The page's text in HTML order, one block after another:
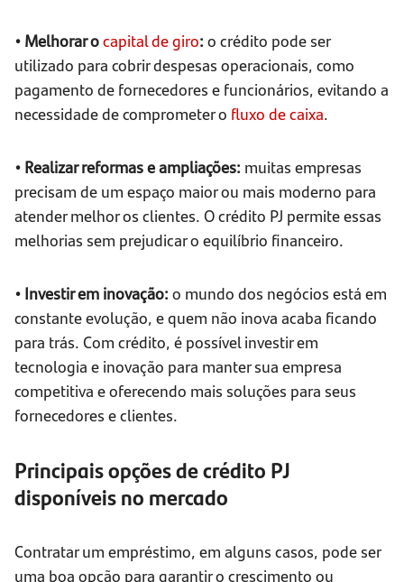
• Melhorar ocapital de giro: o crédito pode ser
utilizado para cobrir despesas operacionais, como
pagamento de fornecedores e funcionários, evitando a
necessidade de comprometer o fluxo de caixa.
• Realizar reformas e ampliações: muitas empresas
precisam de um espaço maior ou mais moderno para
atender melhor os clientes. O crédito PJ permite essas
melhorias sem prejudicar o equilíbrio financeiro.
• Investir em inovação: o mundo dos negócios está em
constante evolução, e quem não inova acaba ficando
para trás. Com crédito, é possível investir em
tecnologia e inovação para manter sua empresa
competitiva e oferecendo mais soluções para seus
fornecedores e clientes.
Principais opções de crédito PJ
disponíveis no mercado
Contratar um empréstimo, em alguns casos, pode ser
uma boa opção para garantir o crescimento ou